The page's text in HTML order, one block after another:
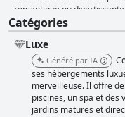
lunes de miel. Sa proximité
la nature de la Crète garantit
romantique ou
certains endroits,
clients ont fait des
situation privilégiée et à
vivement recommandé à
Grèce.
Catégories
Luxe
Généré par IA
ses hébergements
merveilleuse. Il offre
piscines, un spa et des
jardins matures et